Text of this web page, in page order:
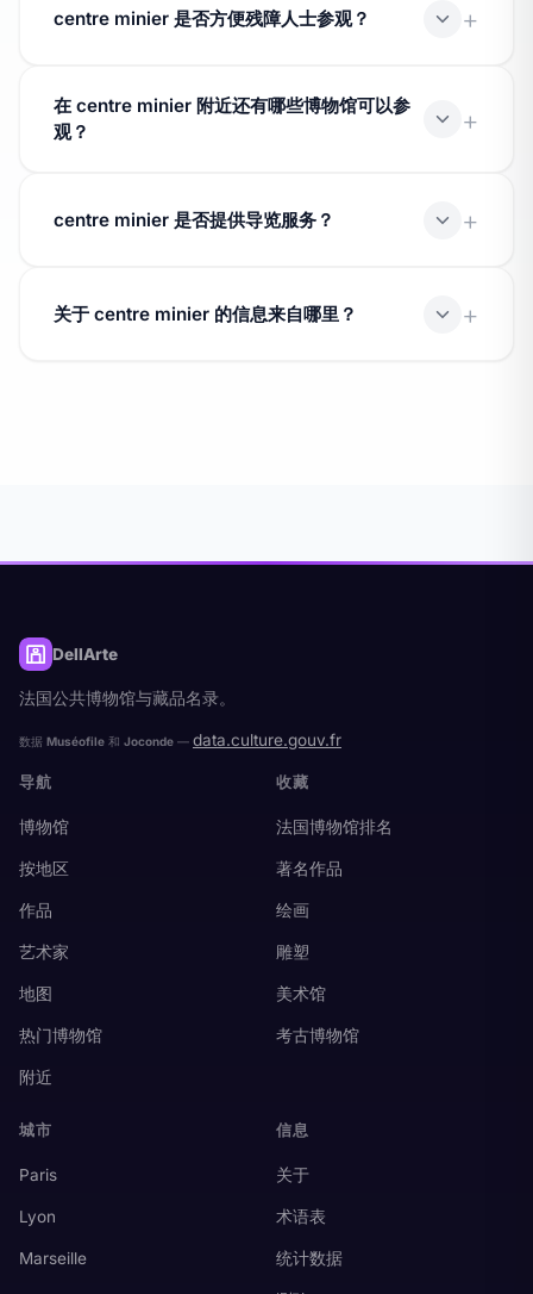
些类别的访客提供免费入场条件。
centre minier 是否方便残障人士参观？
咨询可用的便利设施。
在 centre minier 附近还有哪些博物馆可以参
观？
镇。请查看城市或省份页面以了解所有博物馆资源。
centre minier 是否提供导览服务？
直接联系机构了解当前的活动安排。
关于 centre minier 的信息来自哪里？
DellArte
法国公共博物馆与藏品名录。
数据 Muséofile 和 Joconde — data.culture.gouv.fr
导航
博物馆
按地区
作品
艺术家
地图
热门博物馆
附近
收藏
法国博物馆排名
著名作品
绘画
雕塑
美术馆
考古博物馆
城市
Paris
Lyon
Marseille
信息
关于
术语表
统计数据